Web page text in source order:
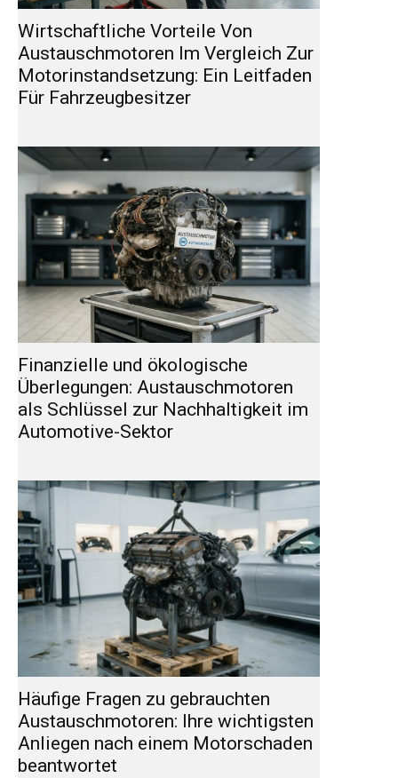
Wirtschaftliche Vorteile Von
Austauschmotoren Im Vergleich Zur
Motorinstandsetzung: Ein Leitfaden
Für Fahrzeugbesitzer
Finanzielle und ökologische
Überlegungen: Austauschmotoren
als Schlüssel zur Nachhaltigkeit im
Automotive-Sektor
Häufige Fragen zu gebrauchten
Austauschmotoren: Ihre wichtigsten
Anliegen nach einem Motorschaden
beantwortet